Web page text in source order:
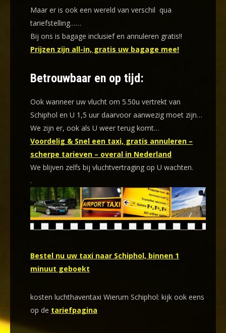
Maar er is ook een wereld van verschil qua
tariefstelling……
Bij ons is bagage inclusief en annuleren gratis!!
Prijzen zijn all-in, gratis uw bagage mee!
Betrouwbaar en op tijd:
Ook wanneer uw vlucht om 5.50u vertrekt van
Schiphol en U 1,5 uur daarvoor aanwezig moet zijn…
We zijn er, ook als U weer terug komt…
Voordelig & Snel een taxi, gratis annuleren –
scherpe tarieven – overal in Nederland
We blijven zelfs bij vluchtvertraging op U wachten.
.
Bestel nu uw taxi naar Schiphol, binnen 1
minuut geboekt
kosten luchthaventaxi Wierum Schiphol: kijk ook eens
op de tariefpagina